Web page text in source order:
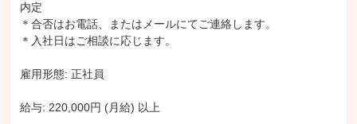
内定
＊合否はお電話、またはメールにてご連絡します。
＊入社日はご相談に応じます。
雇用形態: 正社員
給与: 220,000円 (月給) 以上